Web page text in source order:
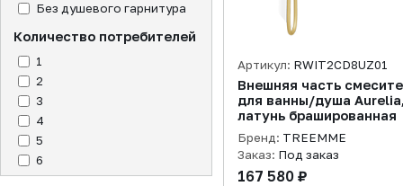
Без душевого гарнитура
Количество потребителей
1
2
3
4
5
6
Артикул: RWIT2CD8UZ01
Внешняя часть
для ванны/душа
латунь брашированная
Бренд: TREEMME
Заказ: Под заказ
167 580 ₽